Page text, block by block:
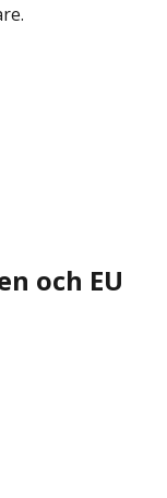
och EU